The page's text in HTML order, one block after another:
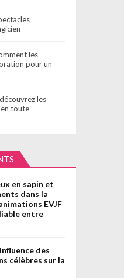
les
pour un
les
toute
en sapin et
dans la
EVJF
entre
des
célèbres sur la